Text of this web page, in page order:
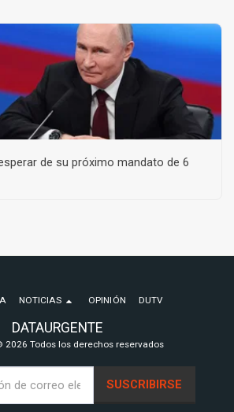
de su próximo mandato de 6
DATAURGENTE
2026 Todos los derechos reservados
NOTICIAS OPINIÓN DUTV
SUSCRIBIRSE